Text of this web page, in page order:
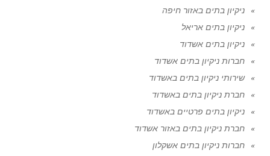
ניקיון בתים באזור חיפה
ניקיון בתים אריאל
ניקיון בתים אשדוד
חברות ניקיון בתים אשדוד
שירותי ניקיון בתים באשדוד
חברת ניקיון בתים באשדוד
ניקיון בתים פרטיים באשדוד
חברת ניקיון בתים באזור אשדוד
חברות ניקיון בתים אשקלון